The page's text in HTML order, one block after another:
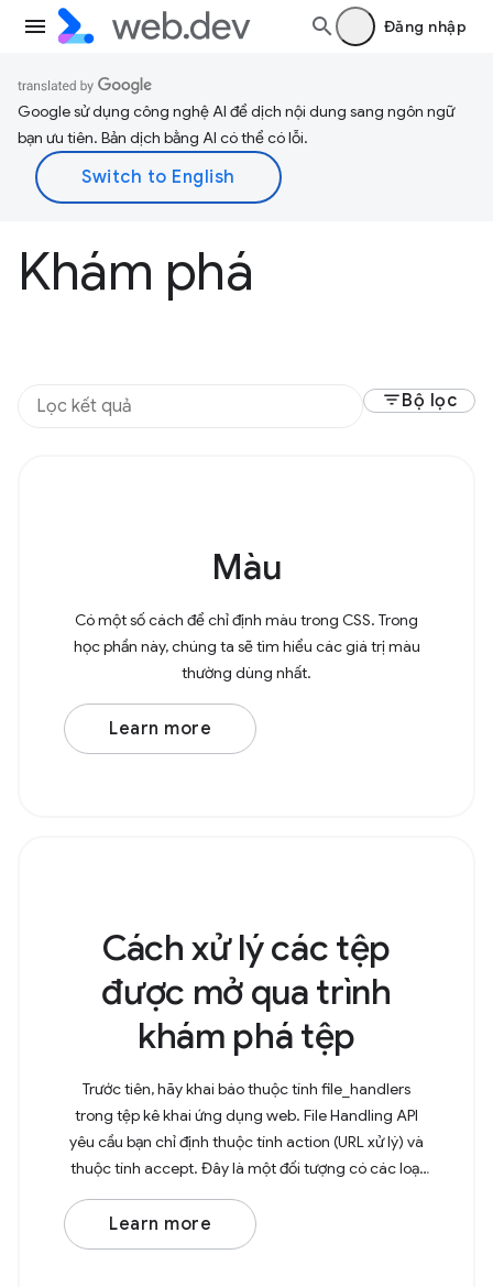
Đăng nhập
Google sử dụng công nghệ AI để dịch nội dung sang ngôn ngữ
bạn ưu tiên. Bản dịch bằng AI có thể có lỗi.
Khám phá
filter_listBộ lọc
Màu
Có một số cách để chỉ định màu trong CSS. Trong
học phần này, chúng ta sẽ tìm hiểu các giá trị màu
thường dùng nhất.
Learn more
Cách xử lý các tệp
được mở qua trình
khám phá tệp
Trước tiên, hãy khai báo thuộc tính file_handlers
trong tệp kê khai ứng dụng web. File Handling API
yêu cầu bạn chỉ định thuộc tính action (URL xử lý) và
thuộc tính accept. Đây là một đối tượng có các loại
MIME làm khoá và mảng của các tiện ích tệp
Learn more